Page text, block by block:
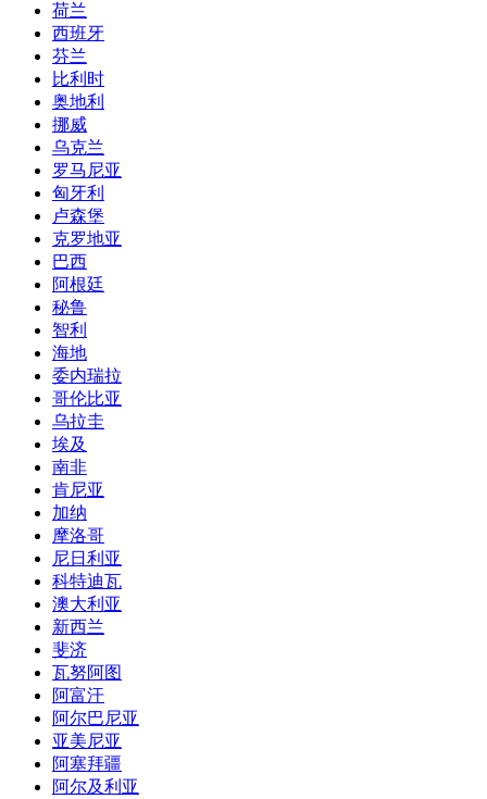
荷兰
西班牙
芬兰
比利时
奥地利
挪威
乌克兰
罗马尼亚
匈牙利
卢森堡
克罗地亚
巴西
阿根廷
秘鲁
智利
海地
委内瑞拉
哥伦比亚
乌拉圭
埃及
南非
肯尼亚
加纳
摩洛哥
尼日利亚
科特迪瓦
澳大利亚
新西兰
斐济
瓦努阿图
阿富汗
阿尔巴尼亚
亚美尼亚
阿塞拜疆
阿尔及利亚